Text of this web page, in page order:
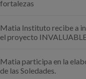
fortalezas
Matia Instituto recibe a
el proyecto
Matia participa en la
de las Soledades.